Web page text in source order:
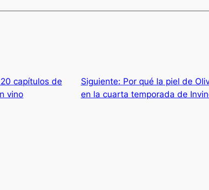
capítulos de
vino
Siguiente: Por qué la piel de
en la cuarta temporada de